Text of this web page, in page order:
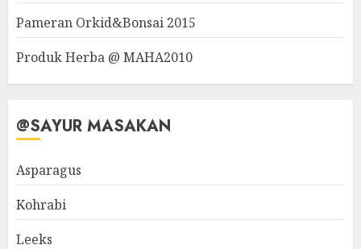
Pameran Orkid&Bonsai 2015
Produk Herba @ MAHA2010
@SAYUR MASAKAN
Asparagus
Kohrabi
Leeks